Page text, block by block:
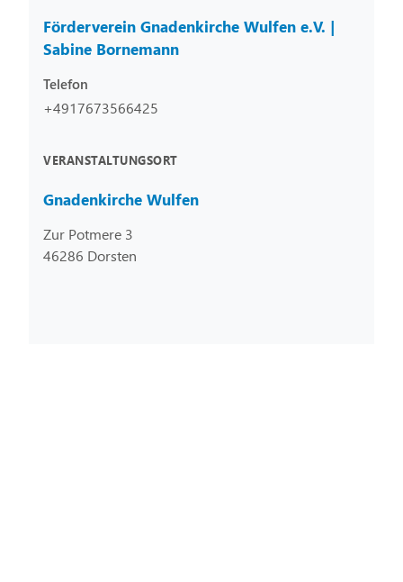
Förderverein Gnadenkirche Wulfen e.V. |
Sabine Bornemann
Telefon
+4917673566425
VERANSTALTUNGSORT
Gnadenkirche Wulfen
Zur Potmere 3
46286 Dorsten